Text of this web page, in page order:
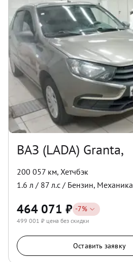
ВАЗ (LADA) Granta,
200 057 км, Хетчбэк
1.6 л / 87 л.с / Бензин, Механика
464 071 ₽ -7%
499 001 ₽ цена без скидки
Оставить заявку